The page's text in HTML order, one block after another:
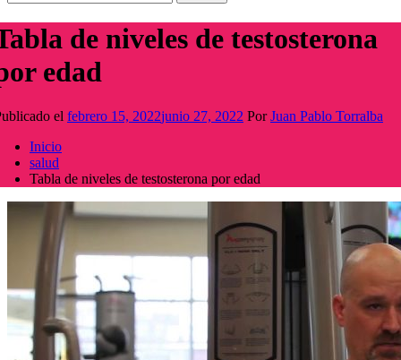
de niveles de testosterona
edad
el febrero 15, 2022junio 27, 2022 PorJuan Pablo Torralba
Inicio
salud
Tabla de niveles de testosterona por edad